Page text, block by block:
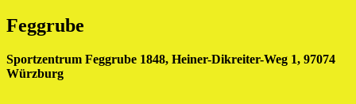
Feggrube
Sportzentrum Feggrube 1848, Heiner-Dikreiter-Weg 1, 97074
Würzburg